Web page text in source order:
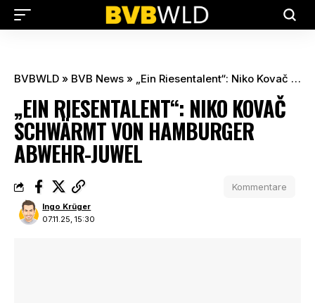
BVBWLD » BVB News » „Ein Riesentalent“: Niko Kovač schwärmt von Hamburger Abwehr-Juwel
„EIN RIESENTALENT“: NIKO KOVAČ
SCHWÄRMT VON HAMBURGER
ABWEHR-JUWEL
07.11.25, 15:30
Ingo Krüger
Kommentare